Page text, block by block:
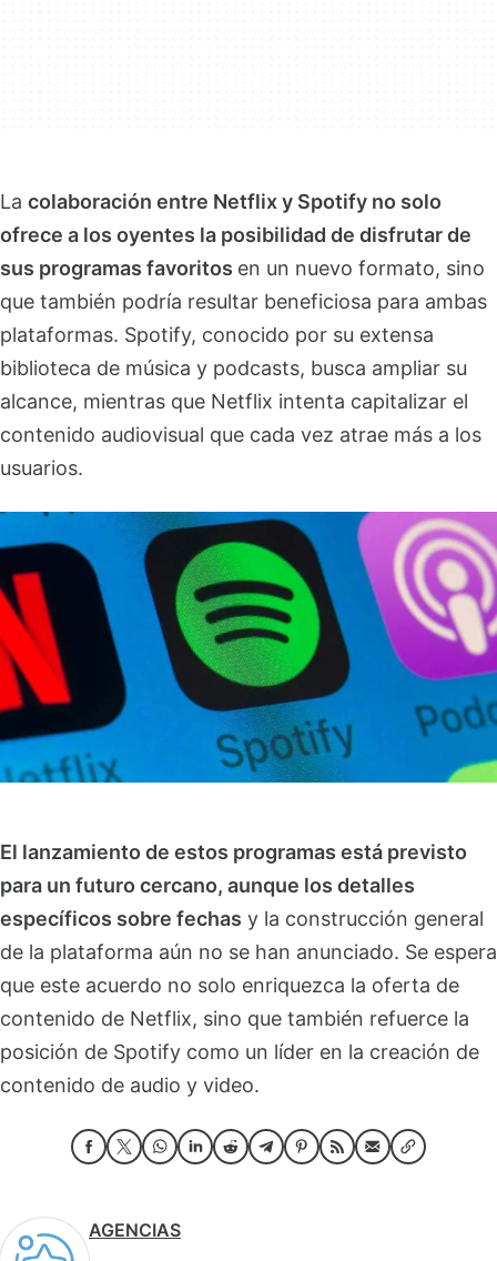
La colaboración entre Netflix y Spotify no solo
ofrece a los oyentes la posibilidad de disfrutar de
sus programas favoritos en un nuevo formato, sino
que también podría resultar beneficiosa para ambas
plataformas. Spotify, conocido por su extensa
biblioteca de música y podcasts, busca ampliar su
alcance, mientras que Netflix intenta capitalizar el
contenido audiovisual que cada vez atrae más a los
usuarios.
El lanzamiento de estos programas está previsto
para un futuro cercano, aunque los detalles
específicos sobre fechas y la construcción general
de la plataforma aún no se han anunciado. Se espera
que este acuerdo no solo enriquezca la oferta de
contenido de Netflix, sino que también refuerce la
posición de Spotify como un líder en la creación de
contenido de audio y video.
AGENCIAS